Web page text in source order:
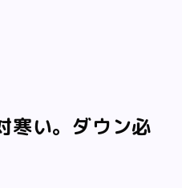
寒い。ダウン必